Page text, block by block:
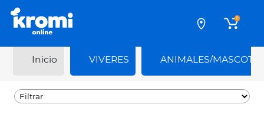
0
Inicio VIVERES ANIMALES/